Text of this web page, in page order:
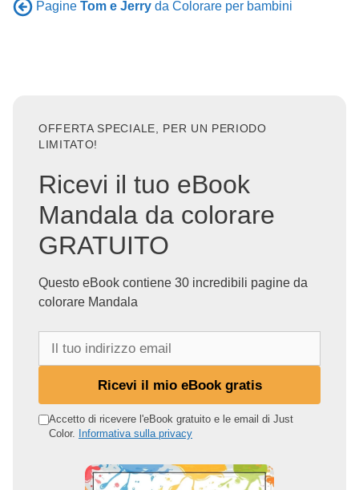
Pagine Tom e Jerry da Colorare per bambini
OFFERTA SPECIALE, PER UN PERIODO
LIMITATO!
Ricevi il tuo eBook
Mandala da colorare
GRATUITO
Questo eBook contiene 30 incredibili pagine da
colorare Mandala
o
Ricevi il mio eBook gratis
Accetto di ricevere l'eBook gratuito e le email di Just
Color.
Informativa sulla privacy